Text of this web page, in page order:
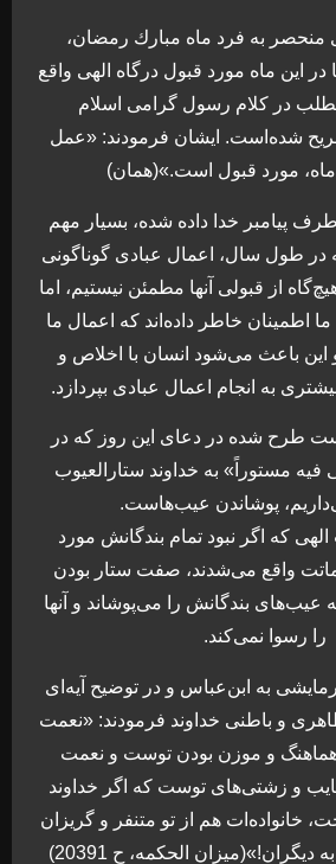
منحصر به فرد ماه مبارك رمضان،
اين ماه مورد قبول درگاه الهی واقع
در كلام رسول گرامی اسلام
شده‌است. ايشان فرمودند: «عمل
مورد قبول است.»(همان)
پيامبر خدا داده شده، بسيار مهم
در طول سال، اعمال عبادی گوناگونی
از قبولی آنها مطمئن نيستيم، اما
اطمينان خاطر داده‌اند كه اعمال ما
باعث می‌شود انسان با اخلاص و
به انجام اعمال عبادی بپردازد.
طرح شده در دعای اين روز که در
مستوراً» به خداوند ستارالعيوب
پوشاندن عيب‌هاست.
كه اگر نبود تمام بندگانش مورد
واقع می‌شدند، صفت ستار بودن
عيب‌های بندگانش را می‌پوشاند و آنها
را رسوا نمی‌كند.
به ابن‌عباس و در توضيح آيه‌ای
و باطنی خداوند فرمودند: «نعمت
و موزن بودن توست و نعمت
و زشتی‌های توست كه اگر خداوند
خانواده‌ات هم از تو متنفر و گريزان
الحكمه، ح 20391)